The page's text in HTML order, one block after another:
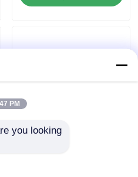
PM
you looking